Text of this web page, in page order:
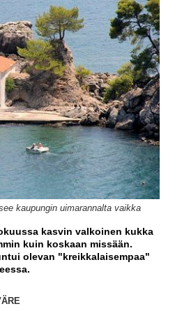
kaupungin uimarannalta vaikka
kasvin valkoinen kukka
kuin koskaan missään.
olevan "kreikkalaisempaa"